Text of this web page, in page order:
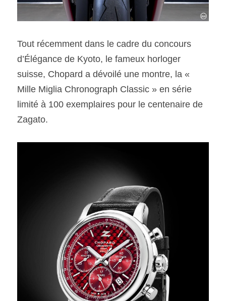
Tout récemment dans le cadre du concours
d’Élégance de Kyoto, le fameux horloger
suisse, Chopard a dévoilé une montre, la «
Mille Miglia Chronograph Classic » en série
limité à 100 exemplaires pour le centenaire de
Zagato.